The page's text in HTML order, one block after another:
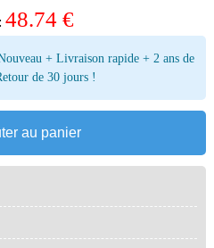
48.74 €
+ Livraison rapide + 2 ans de
de 30 jours !
au panier